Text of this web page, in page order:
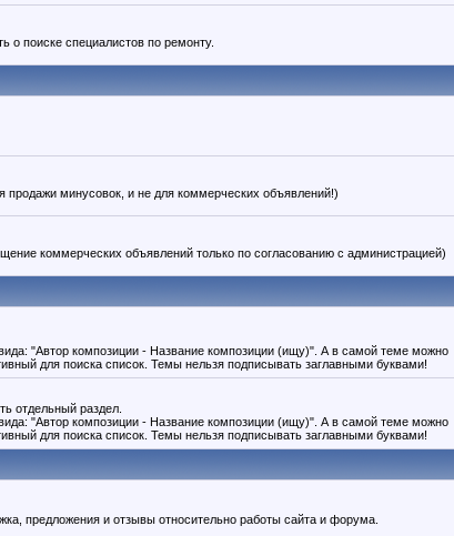
о поиске специалистов по ремонту.
продажи минусовок, и не для коммерческих объявлений!)
коммерческих объявлений только по согласованию с администрацией)
"Автор композиции - Название композиции (ищу)". А в самой теме можно
для поиска список. Темы нельзя подписывать заглавными буквами!
отдельный раздел.
"Автор композиции - Название композиции (ищу)". А в самой теме можно
для поиска список. Темы нельзя подписывать заглавными буквами!
предложения и отзывы относительно работы сайта и форума.